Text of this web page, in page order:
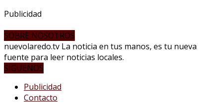
Publicidad
SOBRE NOSOTROS
nuevolaredo.tv La noticia en tus manos, es tu nueva
fuente para leer noticias locales.
SÍGUENOS
Publicidad
Contacto